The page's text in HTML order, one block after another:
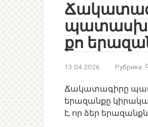
քո
13.04.2026 Рубрика:
Ճակատագիրը
երազանքը
է, որ ձեր